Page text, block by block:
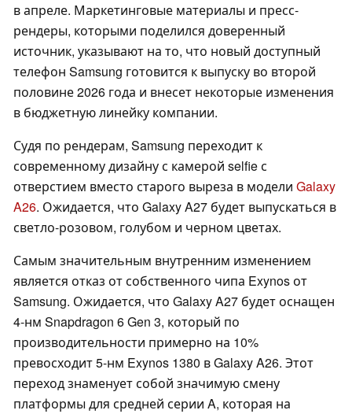
в апреле. Маркетинговые материалы и пресс-
рендеры, которыми поделился доверенный
источник, указывают на то, что новый доступный
телефон Samsung готовится к выпуску во второй
половине 2026 года и внесет некоторые изменения
в бюджетную линейку компании.
Судя по рендерам, Samsung переходит к
современному дизайну с камерой selfie с
отверстием вместо старого выреза в модели Galaxy
A26. Ожидается, что Galaxy A27 будет выпускаться в
светло-розовом, голубом и черном цветах.
Самым значительным внутренним изменением
является отказ от собственного чипа Exynos от
Samsung. Ожидается, что Galaxy A27 будет оснащен
4-нм Snapdragon 6 Gen 3, который по
производительности примерно на 10%
превосходит 5-нм Exynos 1380 в Galaxy A26. Этот
переход знаменует собой значимую смену
платформы для средней серии A, которая на